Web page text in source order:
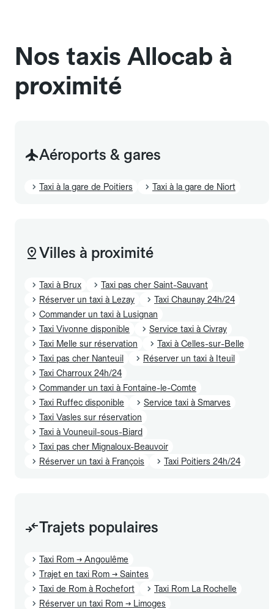
Nos taxis Allocab à
proximité
Aéroports & gares
Taxi à la gare de Poitiers Taxi à la gare de Niort
Villes à proximité
Taxi à Brux
Taxi pas cher Saint-Sauvant
Réserver un taxi à Lezay
Taxi Chaunay 24h/24
Commander un taxi à Lusignan
Taxi Vivonne disponible
Service taxi à Civray
Taxi Melle sur réservation
Taxi à Celles-sur-Belle
Taxi pas cher Nanteuil
Réserver un taxi à Iteuil
Taxi Charroux 24h/24
Commander un taxi à Fontaine-le-Comte
Taxi Ruffec disponible
Service taxi à Smarves
Taxi Vasles sur réservation
Taxi à Vouneuil-sous-Biard
Taxi pas cher Mignaloux-Beauvoir
Réserver un taxi à François
Taxi Poitiers 24h/24
Trajets populaires
Taxi Rom → Angoulême
Trajet en taxi Rom → Saintes
Taxi de Rom à Rochefort
Taxi Rom La Rochelle
Réserver un taxi Rom → Limoges